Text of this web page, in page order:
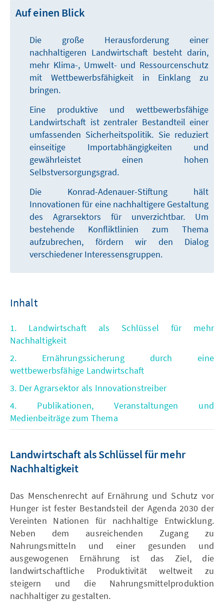
Auf einen Blick
Die große Herausforderung einer
nachhaltigeren Landwirtschaft besteht darin,
mehr Klima-, Umwelt- und Ressourcenschutz
mit Wettbewerbsfähigkeit in Einklang zu
bringen.
Eine produktive und wettbewerbsfähige
Landwirtschaft ist zentraler Bestandteil einer
umfassenden Sicherheitspolitik. Sie reduziert
einseitige Importabhängigkeiten und
gewährleistet einen hohen
Selbstversorgungsgrad.
Die Konrad-Adenauer-Stiftung hält
Innovationen für eine nachhaltigere Gestaltung
des Agrarsektors für unverzichtbar. Um
bestehende Konfliktlinien zum Thema
aufzubrechen, fördern wir den Dialog
verschiedener Interessensgruppen.
Inhalt
1. Landwirtschaft als Schlüssel für mehr
Nachhaltigkeit
2. Ernährungssicherung durch eine
wettbewerbsfähige Landwirtschaft
3. Der Agrarsektor als Innovationstreiber
4. Publikationen, Veranstaltungen und
Medienbeiträge zum Thema
Landwirtschaft als Schlüssel für mehr
Nachhaltigkeit
Das Menschenrecht auf Ernährung und Schutz vor
Hunger ist fester Bestandsteil der Agenda 2030 der
Vereinten Nationen für nachhaltige Entwicklung.
Neben dem ausreichenden Zugang zu
Nahrungsmitteln und einer gesunden und
ausgewogenen Ernährung ist das Ziel, die
landwirtschaftliche Produktivität weltweit zu
steigern und die Nahrungsmittelproduktion
nachhaltiger zu gestalten.